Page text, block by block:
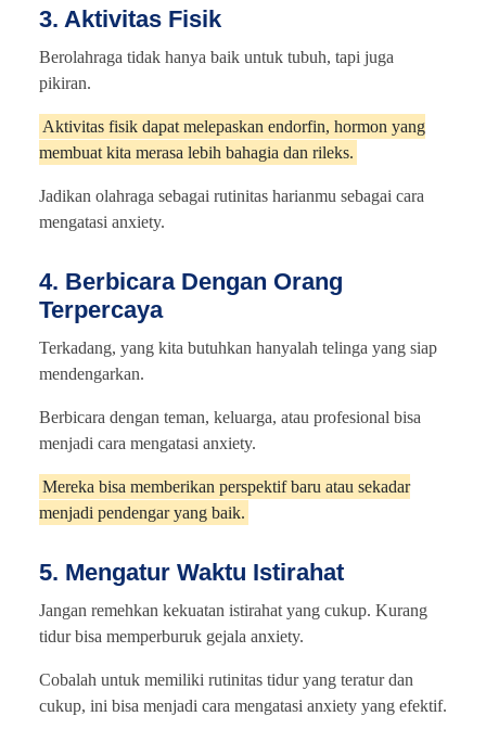
3. Aktivitas Fisik
Berolahraga tidak hanya baik untuk tubuh, tapi juga
pikiran.
Aktivitas fisik dapat melepaskan endorfin, hormon yang
membuat kita merasa lebih bahagia dan rileks.
Jadikan olahraga sebagai rutinitas harianmu sebagai cara
mengatasi anxiety.
4. Berbicara Dengan Orang
Terpercaya
Terkadang, yang kita butuhkan hanyalah telinga yang siap
mendengarkan.
Berbicara dengan teman, keluarga, atau profesional bisa
menjadi cara mengatasi anxiety.
Mereka bisa memberikan perspektif baru atau sekadar
menjadi pendengar yang baik.
5. Mengatur Waktu Istirahat
Jangan remehkan kekuatan istirahat yang cukup. Kurang
tidur bisa memperburuk gejala anxiety.
Cobalah untuk memiliki rutinitas tidur yang teratur dan
cukup, ini bisa menjadi cara mengatasi anxiety yang efektif.